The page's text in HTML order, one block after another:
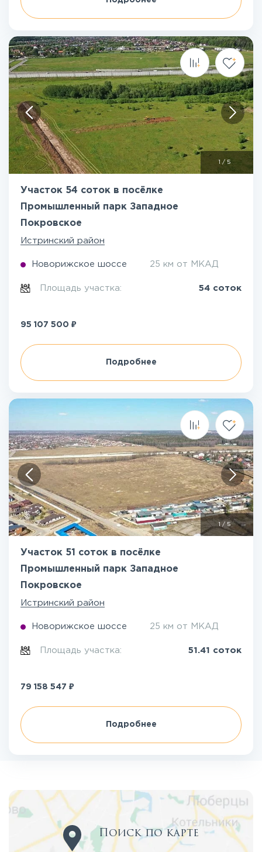
/5
Участок 54 соток в посёлке
Промышленный парк Западное
Покровское
Истринский район
Новорижское шоссе 25 км от МКАД
Площадь участка: 54 соток
95 107 500 ₽
Подробнее
/ 5
Участок 51 соток в посёлке
Промышленный парк Западное
Покровское
Истринский район
Новорижское шоссе 25 км от МКАД
Площадь участка: 51.41 соток
79 158 547 ₽
Подробнее
Поиск по карте